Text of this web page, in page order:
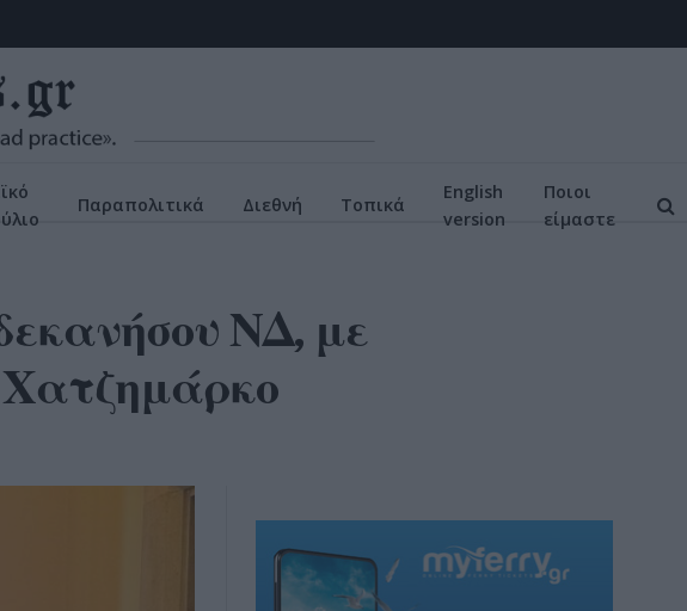
Παραπολιτικά Διεθνή Τοπικά
English
version
Ποιοι
είμαστε
ΝΔ, με
Χατζημάρκο